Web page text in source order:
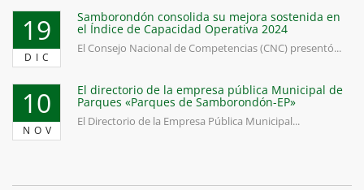
19
DIC
Samborondón consolida su mejora sostenida en
el Índice de Capacidad Operativa 2024
El Consejo Nacional de Competencias (CNC) presentó...
10
NOV
El directorio de la empresa pública Municipal de
Parques «Parques de Samborondón-EP»
El Directorio de la Empresa Pública Municipal...